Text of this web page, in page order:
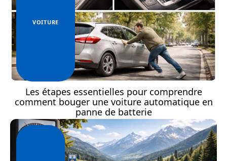
VOITURE
Les étapes essentielles pour comprendre
comment bouger une voiture automatique en
panne de batterie